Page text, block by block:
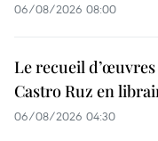
06/08/2026 08:00
Le recueil
Castro Ruz en
06/08/2026 04:30